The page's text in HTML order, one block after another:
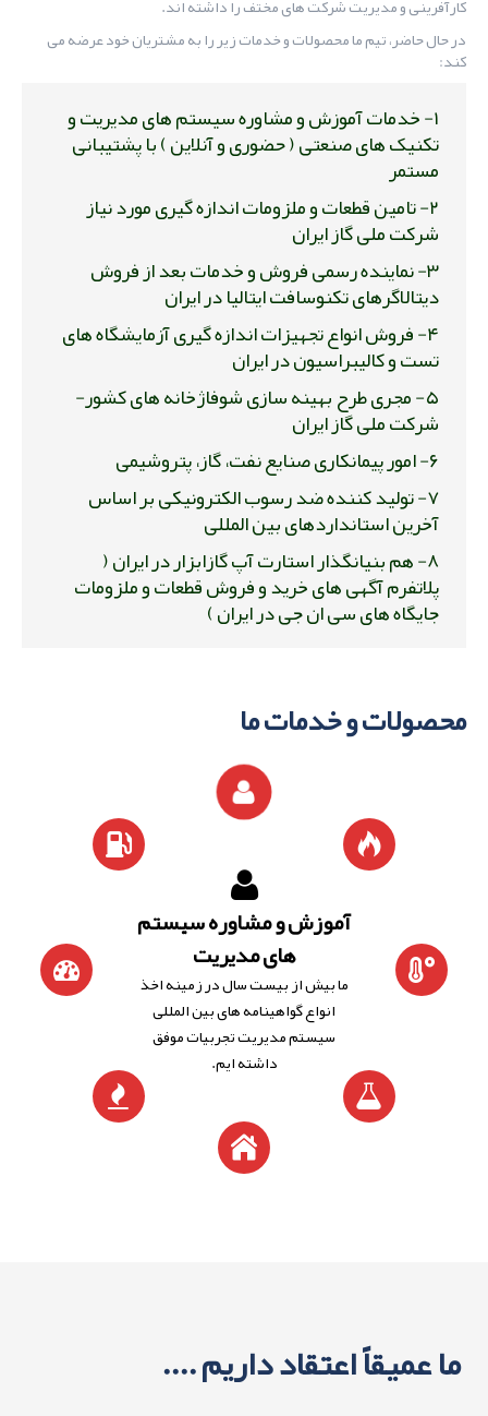
کارآفرینی و مدیریت شرکت های مختف را داشته اند.
در حال حاضر،‌ تیم ما محصولات و خدمات زیر را به مشتریان خود عرضه می
کند:
۱- خدمات آموزش و مشاوره سیستم های مدیریت و
تکنیک های صنعتی ( حضوری و آنلاین ) با پشتیبانی
مستمر
۲- تامین قطعات و ملزومات اندازه گیری مورد نیاز
شرکت ملی گاز ایران
۳- نماینده رسمی فروش و خدمات بعد از فروش
دیتالاگرهای تکنوسافت ایتالیا در ایران
۴- فروش انواع تجهیزات اندازه گیری آزمایشگاه های
تست و کالیبراسیون در ایران
۵- مجری طرح بهینه سازی شوفاژخانه های کشور-
شرکت ملی گاز ایران
۶- امور پیمانکاری صنایع نفت، گاز، پتروشیمی
۷- تولید کننده ضد رسوب الکترونیکی بر اساس
آخرین استانداردهای بین المللی
۸- هم بنیانگذار استارت آپ گازابزار در ایران (
پلاتفرم آگهی های خرید و فروش قطعات و ملزومات
جایگاه های سی ان جی در ایران )
محصولات و خدمات ما
آموزش و مشاوره سیستم
های مدیریت
ما بیش از بیست سال در زمینه اخذ
انواع گواهینامه های بین المللی
سیستم مدیریت تجربیات موفق
داشته ایم.
ما عمیقاً اعتقاد داریم ....